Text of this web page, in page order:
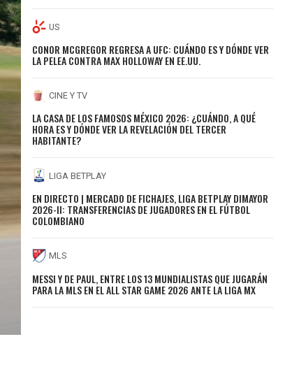
US
CONOR MCGREGOR REGRESA A UFC: CUÁNDO ES Y DÓNDE VER
LA PELEA CONTRA MAX HOLLOWAY EN EE.UU.
CINE Y TV
LA CASA DE LOS FAMOSOS MÉXICO 2026: ¿CUÁNDO, A QUÉ
HORA ES Y DÓNDE VER LA REVELACIÓN DEL TERCER
HABITANTE?
LIGA BETPLAY
EN DIRECTO | MERCADO DE FICHAJES, LIGA BETPLAY DIMAYOR
2026-II: TRANSFERENCIAS DE JUGADORES EN EL FÚTBOL
COLOMBIANO
MLS
MESSI Y DE PAUL, ENTRE LOS 13 MUNDIALISTAS QUE JUGARÁN
PARA LA MLS EN EL ALL STAR GAME 2026 ANTE LA LIGA MX